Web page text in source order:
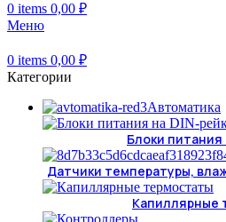
0 items 0,00 ₽
Меню
0 items 0,00 ₽
Категории
Автоматика
Блоки питания
Датчики температуры,
Капиллярные